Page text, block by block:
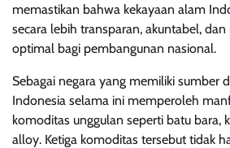
memastikan bahwa kekayaan alam
secara lebih transparan, akuntabel,
optimal bagi pembangunan nasional.
Sebagai negara yang memiliki sumber
Indonesia selama ini memperoleh
komoditas unggulan seperti batu bara,
alloy. Ketiga komoditas tersebut tidak